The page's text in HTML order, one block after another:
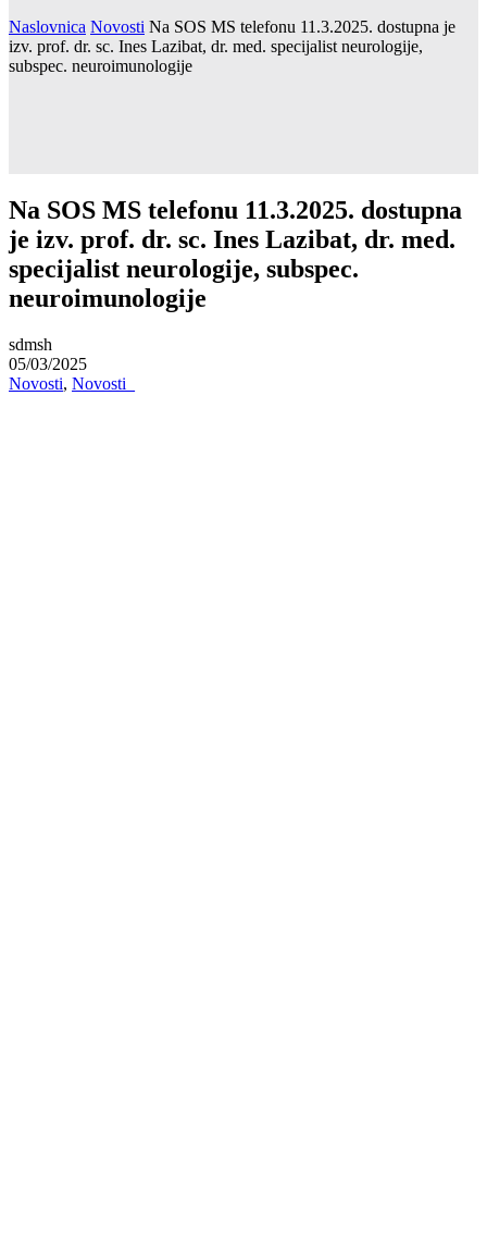
Naslovnica Novosti Na SOS MS telefonu 11.3.2025. dostupna je
izv. prof. dr. sc. Ines Lazibat, dr. med. specijalist neurologije,
subspec. neuroimunologije
Na SOS MS telefonu 11.3.2025. dostupna
je izv. prof. dr. sc. Ines Lazibat, dr. med.
specijalist neurologije, subspec.
neuroimunologije
sdmsh
05/03/2025
Novosti, Novosti_